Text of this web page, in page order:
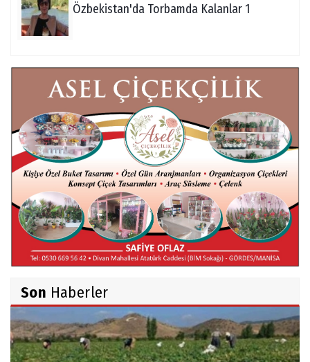
Özbekistan'da Torbamda Kalanlar 1
Fatma VURAL
Kanada Gezi Günlüğü
Mert AKAR
Röportaj Serisi-46: Konuk =Prof.Dr.Hakan
Atalay (Psikanaliz)
Hüseyin TUNÇAY
Gökçeada Gezimiz-IV
İsmail AYBEY
Belma Sebil'i Tanıyor Musunuz?
Son Haberler